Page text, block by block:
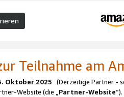
Teilnahme am
Oktober 2025 (Derzeitige Partner -
Website (die „Partner-Website